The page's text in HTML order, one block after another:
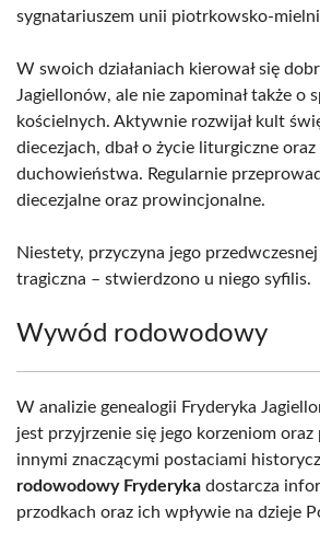
sygnatariuszem unii piotrkowsko-
W swoich działaniach kierował się
Jagiellonów, ale nie zapominał także o
kościelnych. Aktywnie rozwijał kult
diecezjach, dbał o życie liturgiczne
duchowieństwa. Regularnie
diecezjalne oraz prowincjonalne.
Niestety, przyczyna jego przedwczesnej
tragiczna – stwierdzono u niego syfilis.
Wywód rodowodowy
W analizie genealogii Fryderyka
jest przyjrzenie się jego korzeniom oraz
innymi znaczącymi postaciami
rodowodowy Fryderyka dostarcza
przodkach oraz ich wpływie na dzieje